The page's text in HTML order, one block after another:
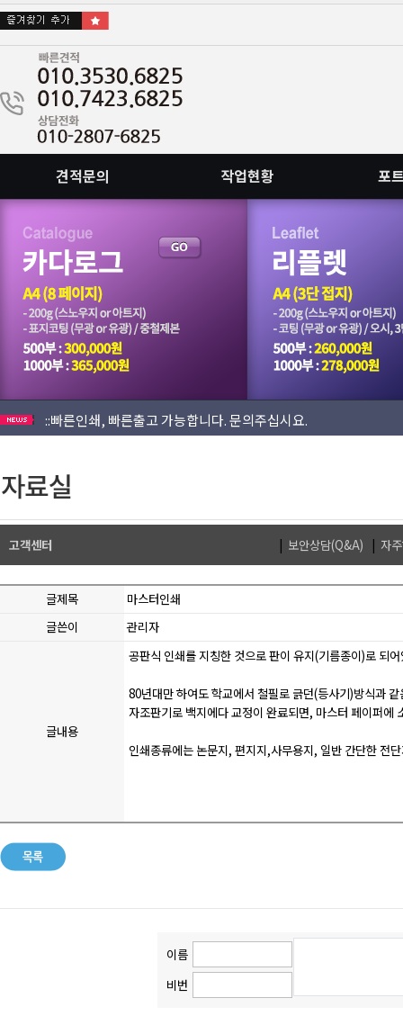
견적문의 작업현황 포
::빠른인쇄, 빠른출고 가능합니다. 문의주십시요.
::직접인쇄해서 저렴한 가격으로 견적내드립니다.
::인쇄물 패키지외 별도견적,소량도 문의가능합니다.
::빠른인쇄, 빠른출고 가능합니다. 문의주십시요.
::직접인쇄해서 저렴한 가격으로 견적내드립니다.
고객센터 | 보안상담(Q&A) | 자
글제목
마스터인쇄
글쓴이
관리자
글내용
공판식 인쇄를 지칭한 것으로 판이 유지(기름종이)로 되
80년대만 하여도 학교에서 철필로 긁던(등사기)방식과
자조판기로 백지에다 교정이 완료되면, 마스터 페이퍼에
인쇄종류에는 논문지, 편지지,사무용지, 일반 간단한 전
이름
비번